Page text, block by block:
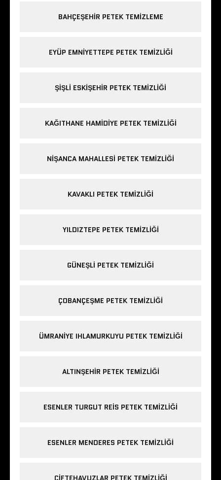
BAHÇEŞEHIR PETEK TEMIZLEME
EYÜP EMNIYETTEPE PETEK TEMIZLIĞI
ŞIŞLI ESKIŞEHIR PETEK TEMIZLIĞI
KAĞITHANE HAMIDIYE PETEK TEMIZLIĞI
NIŞANCA MAHALLESI PETEK TEMIZLIĞI
KAVAKLI PETEK TEMIZLIĞI
YILDIZTEPE PETEK TEMIZLIĞI
GÜNEŞLI PETEK TEMIZLIĞI
ÇOBANÇEŞME PETEK TEMIZLIĞI
ÜMRANIYE IHLAMURKUYU PETEK TEMIZLIĞI
ALTINŞEHIR PETEK TEMIZLIĞI
ESENLER TURGUT REIS PETEK TEMIZLIĞI
ESENLER MENDERES PETEK TEMIZLIĞI
ÇIFTEHAVUZLAR PETEK TEMIZLIĞI